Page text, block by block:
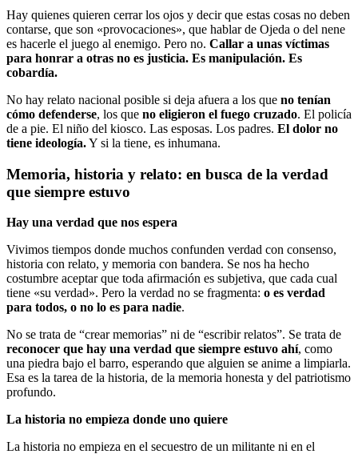
Hay quienes quieren cerrar los ojos y decir que estas cosas no deben
contarse, que son «provocaciones», que hablar de Ojeda o del nene
es hacerle el juego al enemigo. Pero no. Callar a unas víctimas
para honrar a otras no es justicia. Es manipulación. Es
cobardía.
No hay relato nacional posible si deja afuera a los que no tenían
cómo defenderse, los que no eligieron el fuego cruzado. El policía
de a pie. El niño del kiosco. Las esposas. Los padres. El dolor no
tiene ideología.Y si la tiene, es inhumana.
Memoria, historia y relato: en busca de la verdad
que siempre estuvo
Hay una verdad que nos espera
Vivimos tiempos donde muchos confunden verdad con consenso,
historia con relato, y memoria con bandera. Se nos ha hecho
costumbre aceptar que toda afirmación es subjetiva, que cada cual
tiene «su verdad». Pero la verdad no se fragmenta: o es verdad
para todos, o no lo es para nadie.
No se trata de “crear memorias” ni de “escribir relatos”. Se trata de
reconocer que hay una verdad que siempre estuvo ahí, como
una piedra bajo el barro, esperando que alguien se anime a limpiarla.
Esa es la tarea de la historia, de la memoria honesta y del patriotismo
profundo.
La historia no empieza donde uno quiere
La historia no empieza en el secuestro de un militante ni en el